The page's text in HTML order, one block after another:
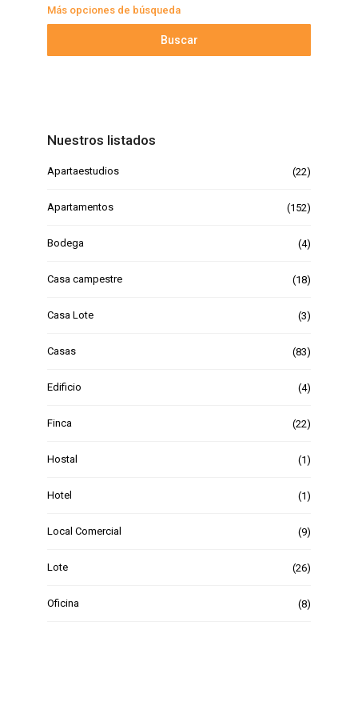
Más opciones de búsqueda
Buscar
Nuestros listados
Apartaestudios (22)
Apartamentos (152)
Bodega (4)
Casa campestre (18)
Casa Lote (3)
Casas (83)
Edificio (4)
Finca (22)
Hostal (1)
Hotel (1)
Local Comercial (9)
Lote (26)
Oficina (8)